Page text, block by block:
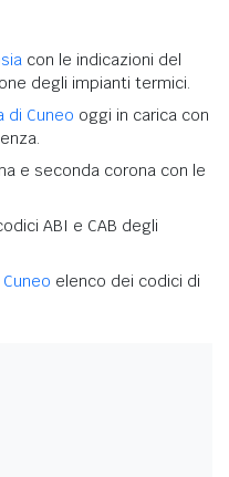
con le indicazioni del
degli impianti termici.
di Cuneo oggi in carica con
e seconda corona con le
ABI e CAB degli
elenco dei codici di